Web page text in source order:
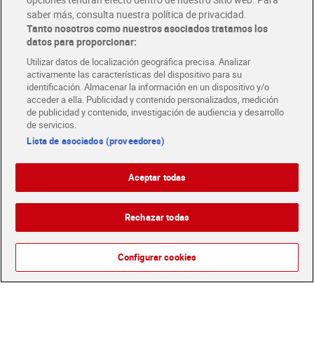
Envío gratis por compras superiores a 100€
Envío estandar por 4,99€
Glovo y Uber Eats
Solicita tu factura de Glovo o Uber Eats
Únete al CLUB Dia
Disfruta las ventajas y ofertas exclusivas.
Descárgate la APP Dia
Descubre las mejores ofertas y busca tu tienda más cercana
Tarjeta MaX Dia
Te devuelve hasta 8€/mes de tus compras.
¡Solicita tu tarjeta de crédito aquí!
saber más, consulta nuestra política de privacidad.
Tanto nosotros como nuestros asociados tratamos los
datos para proporcionar:
Utilizar datos de localización geográfica precisa. Analizar
activamente las características del dispositivo para su
identificación. Almacenar la información en un dispositivo y/o
acceder a ella. Publicidad y contenido personalizados, medición
de publicidad y contenido, investigación de audiencia y desarrollo
de servicios.
Lista de asociados (proveedores)
Aceptar todas
Rechazar todas
Configurar cookies